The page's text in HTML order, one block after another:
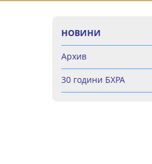
НОВИНИ
Архив
30 години БХРА